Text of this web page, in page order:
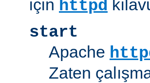
için httpd
start
Apache
Zaten